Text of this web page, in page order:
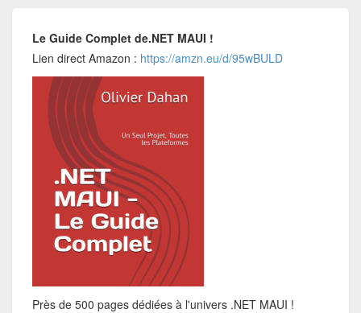
Le Guide Complet de.NET MAUI !
Lien direct Amazon : https://amzn.eu/d/95wBULD
Près de 500 pages dédiées à l'univers .NET MAUI !